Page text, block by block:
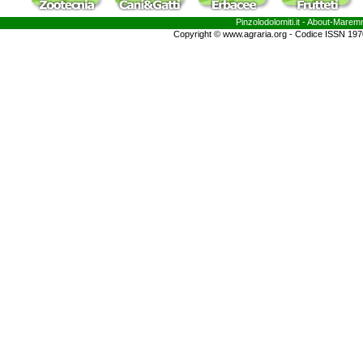
Pinzolodolomiti.it - About-
Copyright © www.agraria.org - Codice ISSN